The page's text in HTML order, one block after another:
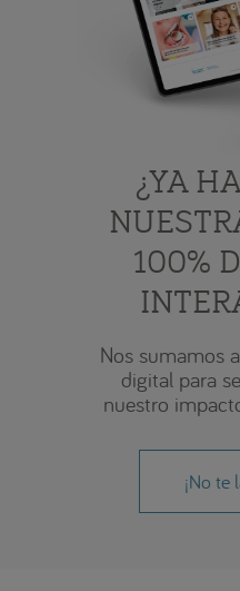
¿YA
100%
Nos sumamos
digital para
nuestro
¡No te